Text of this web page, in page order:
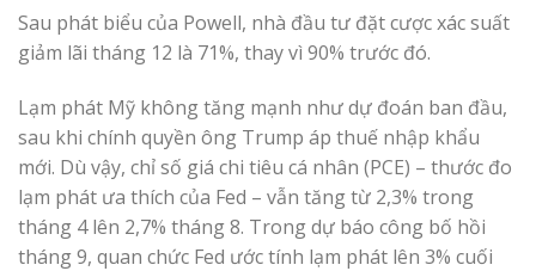
Sau phát biểu của Powell, nhà đầu tư đặt cược xác suất
giảm lãi tháng 12 là 71%, thay vì 90% trước đó.
Lạm phát Mỹ không tăng mạnh như dự đoán ban đầu,
sau khi chính quyền ông Trump áp thuế nhập khẩu
mới. Dù vậy, chỉ số giá chi tiêu cá nhân (PCE) – thước đo
lạm phát ưa thích của Fed – vẫn tăng từ 2,3% trong
tháng 4 lên 2,7% tháng 8. Trong dự báo công bố hồi
tháng 9, quan chức Fed ước tính lạm phát lên 3% cuối